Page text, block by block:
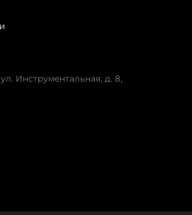
Инструментальная, д. 8,